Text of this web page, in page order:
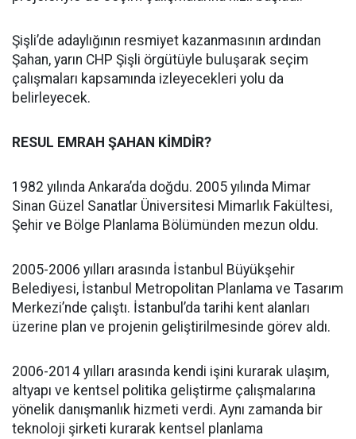
Şişli’de adaylığının resmiyet kazanmasının ardından
Şahan, yarın CHP Şişli örgütüyle buluşarak seçim
çalışmaları kapsamında izleyecekleri yolu da
belirleyecek.
RESUL EMRAH ŞAHAN KİMDİR?
1982 yılında Ankara’da doğdu. 2005 yılında Mimar
Sinan Güzel Sanatlar Üniversitesi Mimarlık Fakültesi,
Şehir ve Bölge Planlama Bölümünden mezun oldu.
2005-2006 yılları arasında İstanbul Büyükşehir
Belediyesi, İstanbul Metropolitan Planlama ve Tasarım
Merkezi’nde çalıştı. İstanbul’da tarihi kent alanları
üzerine plan ve projenin geliştirilmesinde görev aldı.
2006-2014 yılları arasında kendi işini kurarak ulaşım,
altyapı ve kentsel politika geliştirme çalışmalarına
yönelik danışmanlık hizmeti verdi. Aynı zamanda bir
teknoloji şirketi kurarak kentsel planlama